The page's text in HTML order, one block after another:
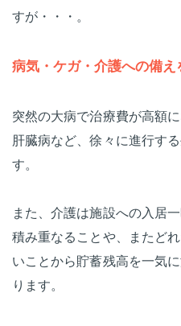
すが・・・。
病気・ケガ・介護への備え
突然の大病で治療費が高額
肝臓病など、徐々に進行す
す。
また、介護は施設への入居
積み重なることや、またど
いことから貯蓄残高を一気
ります。